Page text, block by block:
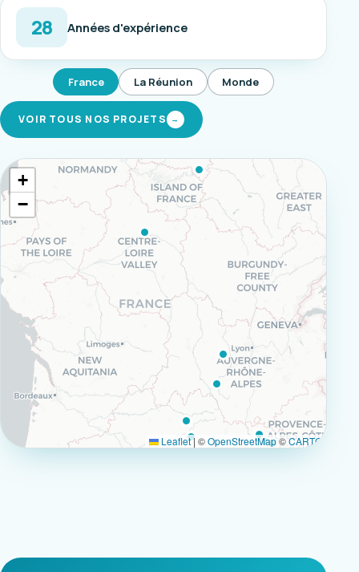
28 Années d'expérience
France La Réunion Monde
VOIR TOUS NOS PROJETS →
+
−
Leaflet| ©OpenStreetMap©CARTO